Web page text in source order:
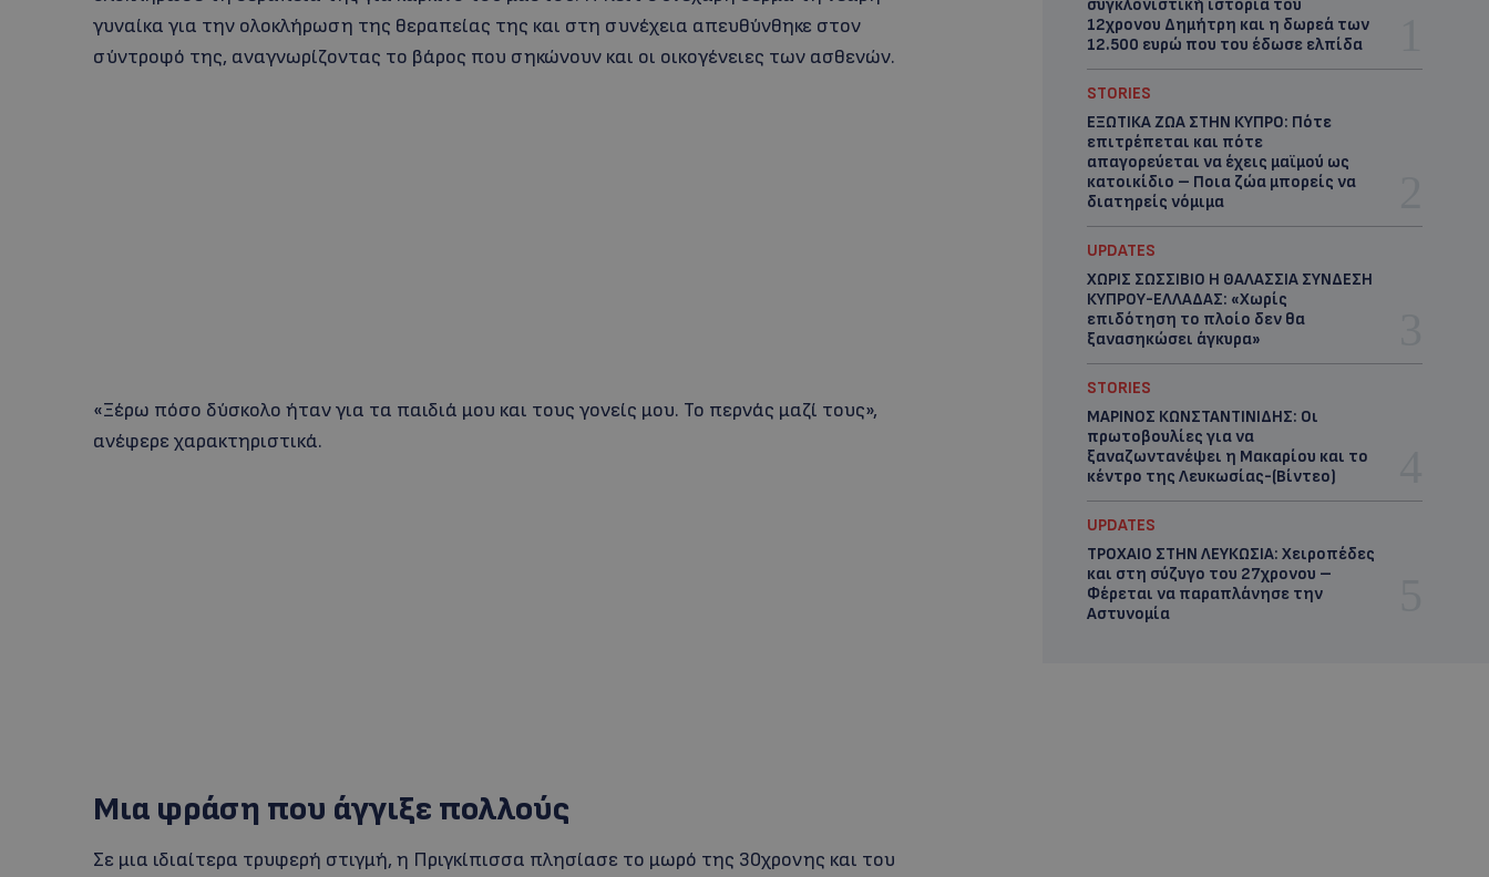
γυναίκα για την ολοκλήρωση της θεραπείας της και στη συνέχεια απευθύνθηκε στον
σύντροφό της, αναγνωρίζοντας το βάρος που σηκώνουν και οι οικογένειες των ασθενών.
«Ξέρω πόσο δύσκολο ήταν για τα παιδιά μου και τους γονείς μου. Το περνάς μαζί τους»,
ανέφερε χαρακτηριστικά.
Μια φράση που άγγιξε πολλούς
Σε μια ιδιαίτερα τρυφερή στιγμή, η Πριγκίπισσα πλησίασε το μωρό της 30χρονης και του
συγκλονιστική ιστορία του
12χρονου Δημήτρη και η δωρεά των
12.500 ευρώ που του έδωσε ελπίδα
STORIES
ΕΞΩΤΙΚΑ ΖΩΑ ΣΤΗΝ ΚΥΠΡΟ: Πότε
επιτρέπεται και πότε
απαγορεύεται να έχεις μαϊμού ως
κατοικίδιο – Ποια ζώα μπορείς να
διατηρείς νόμιμα
UPDATES
ΧΩΡΙΣ ΣΩΣΣΙΒΙΟ Η ΘΑΛΑΣΣΙΑ ΣΥΝΔΕΣΗ
ΚΥΠΡΟΥ-ΕΛΛΑΔΑΣ: «Χωρίς
επιδότηση το πλοίο δεν θα
ξανασηκώσει άγκυρα»
STORIES
ΜΑΡΙΝΟΣ ΚΩΝΣΤΑΝΤΙΝΙΔΗΣ: Οι
πρωτοβουλίες για να
ξαναζωντανέψει η Μακαρίου και το
κέντρο της Λευκωσίας-(Βίντεο)
UPDATES
ΤΡΟΧΑΙΟ ΣΤΗΝ ΛΕΥΚΩΣΙΑ: Χειροπέδες
και στη σύζυγο του 27χρονου –
Φέρεται να παραπλάνησε την
Αστυνομία